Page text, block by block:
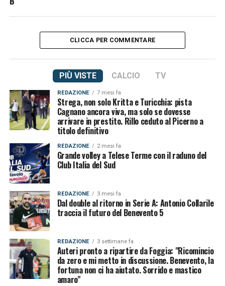
CLICCA PER COMMENTARE
PIÙ VISTE CALCIO TV
REDAZIONE 7 mesi fa
Strega, non solo Kritta e Turicchia: pista
Cagnano ancora viva, ma solo se dovesse
arrivare in prestito. Rillo ceduto al Picerno a
titolo definitivo
REDAZIONE 2 mesi fa
Grande volley a Telese Terme con il raduno del
Club Italia del Sud
REDAZIONE 3 mesi fa
Dal double al ritorno in Serie A: Antonio Collarile
traccia il futuro del Benevento 5
REDAZIONE 3 settimane fa
Auteri pronto a ripartire da Foggia: "Ricomincio
da zero e mi metto in discussione. Benevento, la
fortuna non ci ha aiutato. Sorrido e mastico
amaro"